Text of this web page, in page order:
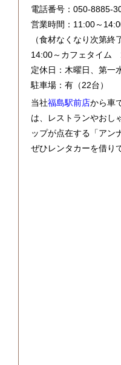
電話番号：050-8885-
営業時間：11:00～
（食材なくなり次第終
14:00～カフェタイム
定休日：木曜日、第一
駐車場：有（22台）
当社福島駅前店から車
は、レストランやおし
ップが点在する「アン
ぜひレンタカーを借り